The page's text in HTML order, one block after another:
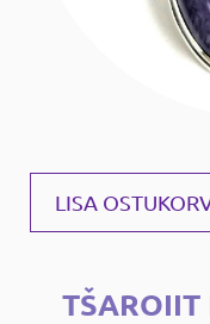
LISA
TŠAROIIT